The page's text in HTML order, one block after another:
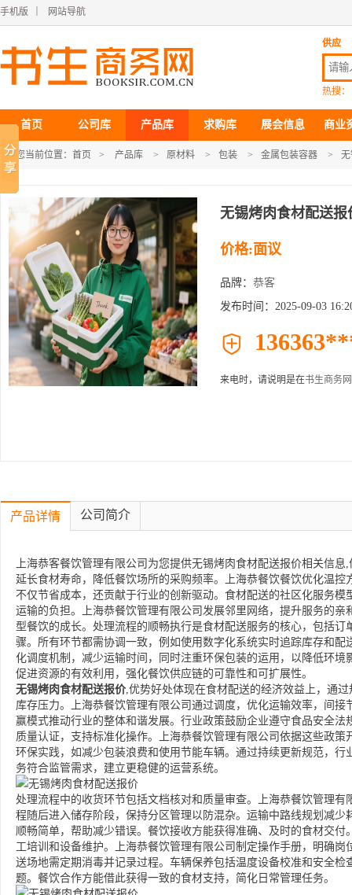
手机版 网站导航
供应
热搜：
首页 公司库 产品库 求购库 展会信息 商业
您当前位置： 首页 > 产品库 > 原材料 > 包装 > 金属包装容器 >
无锡烤肉食材配送报
价格:面议
品牌： 恭客
发布时间：2025-09-03

来电时，请说明是在书生商务网
产品详情 公司简介
上海恭客餐饮管理有限公司为您提供无锡烤肉食材配送报价相关信
延长食材寿命，降低餐饮场所的采购频率。上海恭餐饮餐饮优化温
不仅节省成本，还贡献于行业的创新驱动。食材配送的社区化服务
运输的负担。上海恭餐饮管理有限公司发展邻里网络，提升服务的
型餐饮的成长。处理流程的顺畅执行是食材配送服务的核心，包括
骤。所有环节都需协调一致，例如使用数字化系统实时追踪库存和
化调度机制，减少运输时间，同时注重环保包装的运用，以降低环
促进资源的有效利用，强化餐饮供应链的可靠性和可扩展性。
无锡烤肉食材配送报价,优势好处体现在食材配送的经济效益上，通
库存压力。上海恭餐饮管理有限公司通过调度，优化运输效率，间
赢模式推动行业的整体和谐发展。行业政策鼓励企业遵守食品安全
质量认证，支持标准化操作。上海恭餐饮管理有限公司依据这些政
环保实践，如减少包装浪费和使用节能车辆。通过持续更新规范，
务符合监管需求，建立更稳健的运营系统。
处理流程中的收货环节包括文档核对和质量审查。上海恭餐饮管理
程随后进入储存阶段，保持分区管理以防混杂。运输中路线规划减
顺畅简单，帮助减少错误。餐饮接收方能获得准确、及时的食材交
工培训和设备维护。上海恭餐饮管理有限公司制定操作手册，明确
送场地需定期消毒并记录过程。车辆保养包括温度设备校准和安全
题。餐饮合作方能借此获得一致的食材支持，简化日常管理任务。